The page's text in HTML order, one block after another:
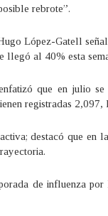
rebrote”.
López-Gatell
llegó al 40% esta
que en julio
registradas
destacó que en
de influenza